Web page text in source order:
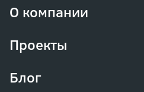
О компании
Проекты
Блог